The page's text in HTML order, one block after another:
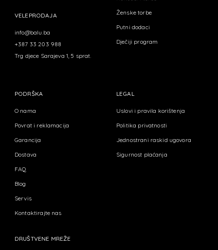
VELEPRODAJA
info@balu.ba
+387 33 203 988
Trg djece Sarajeva 1, 5 sprat.
Ženske torbe
Putni dodaci
Dječiji program
PODRŠKA
O nama
Povrat i reklamacija
Garancija
Dostava
FAQ
Blog
Servis
Kontaktirajte nas
LEGAL
Uslovi i pravila korištenja
Politika privatnosti
Jednostrani raskid ugovora
Sigurnost plaćanja
DRUŠTVENE MREŽE